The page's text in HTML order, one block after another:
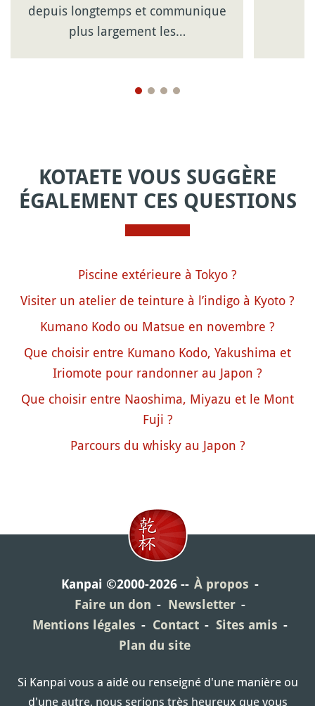
depuis longtemps et communique
plus largement les…
KOTAETE VOUS SUGGÈRE
ÉGALEMENT CES QUESTIONS
Piscine extérieure à Tokyo ?
Visiter un atelier de teinture à l’indigo à Kyoto ?
Kumano Kodo ou Matsue en novembre ?
Que choisir entre Kumano Kodo, Yakushima et
Iriomote pour randonner au Japon ?
Que choisir entre Naoshima, Miyazu et le Mont
Fuji ?
Parcours du whisky au Japon ?
Kanpai ©2000-2026
À propos
Faire un don
Newsletter
Mentions légales
Contact
Sites amis
Plan du site
Si Kanpai vous a aidé ou renseigné d'une manière ou
d'une autre, nous serions très heureux que vous